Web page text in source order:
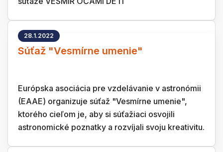
28.1.2022
Súťaž "Vesmírne umenie"
Európska asociácia pre vzdelávanie v astronómii
(EAAE) organizuje súťaž "Vesmírne umenie",
ktorého cieľom je, aby si súťažiaci osvojili
astronomické poznatky a rozvíjali svoju kreativitu.